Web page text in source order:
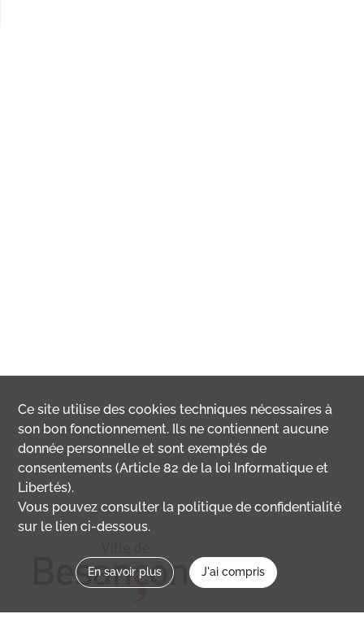
Ce site utilise descookies techniques nécessaires à
son bon fonctionnement. Ils ne contiennent aucune
donnée personnelle et sont exemptés de
consentements (Article 82 de la loi Informatique et
Libertés).
Vous pouvez consulter la politique de confidentialité
sur le lien ci-dessous.
En savoir plus J'ai compris